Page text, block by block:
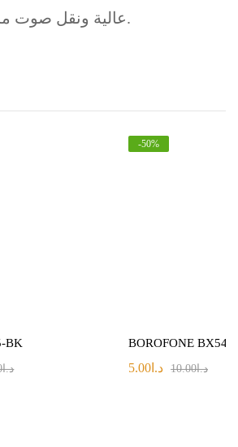
يسمح لك المحول بتوصيل مخرجات سماعات الرأس 2.5 مم إلى الهواتف الذكية ذات إدخال 3.5 مم. يضمن جودة صوت HiFi عالية ونقل صوت مستقر.
BK
د.ا
-50%
BOROFONE BX54
د.ا10.00 د.ا5.00